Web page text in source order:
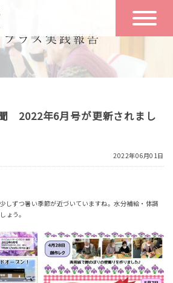
一日の流れ
空き状況
リクルート
お問い合わせ
体験希望
2022年6月号が更新されまし
2022年06月01日
しずつ暑い季節が近づいていますね。水分補給・体調
ょう。